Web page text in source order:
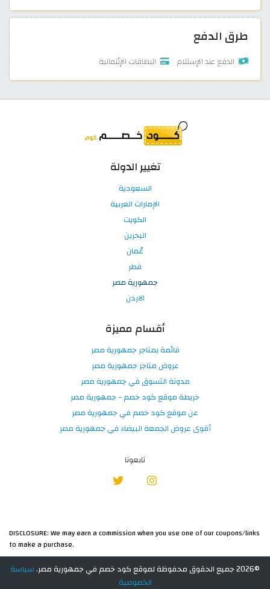
طرق الدفع
الدفع عند الإستلام البطاقات الإئتمانية
تغيير الدولة
السعودية
الإمارات العربية
الكويت
البحرين
عُمان
قطر
جمهورية مصر
الاردن
أقسام مميزة
قائمة بمتاجر جمهورية مصر
عروض متاجر جمهورية مصر
مدونة التسوق في جمهورية مصر
خريطة موقع كود خصم - جمهورية مصر
عن موقع كود خصم في جمهورية مصر
أقوى عروض الجمعة البيضاء في جمهورية مصر
تابعونا
DISCLOSURE: We may earn a commission when you use one of our coupons/links
to make a purchase.
©2026 جميع الحقوق محفوظة لموقع كود خصم في جمهورية مصر.
سياسة
الخصوصية